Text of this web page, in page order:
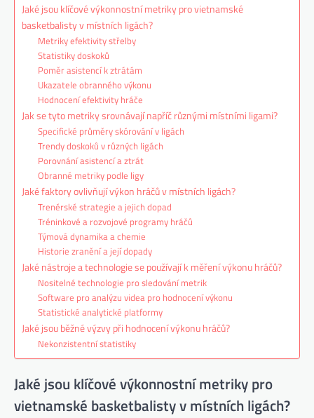
Jaké jsou klíčové výkonnostní metriky pro vietnamské
basketbalisty v místních ligách?
Metriky efektivity střelby
Statistiky doskoků
Poměr asistencí k ztrátám
Ukazatele obranného výkonu
Hodnocení efektivity hráče
Jak se tyto metriky srovnávají napříč různými místními ligami?
Specifické průměry skórování v ligách
Trendy doskoků v různých ligách
Porovnání asistencí a ztrát
Obranné metriky podle ligy
Jaké faktory ovlivňují výkon hráčů v místních ligách?
Trenérské strategie a jejich dopad
Tréninkové a rozvojové programy hráčů
Týmová dynamika a chemie
Historie zranění a její dopady
Jaké nástroje a technologie se používají k měření výkonu hráčů?
Nositelné technologie pro sledování metrik
Software pro analýzu videa pro hodnocení výkonu
Statistické analytické platformy
Jaké jsou běžné výzvy při hodnocení výkonu hráčů?
Nekonzistentní statistiky
Jaké jsou klíčové výkonnostní metriky pro
vietnamské basketbalisty v místních ligách?